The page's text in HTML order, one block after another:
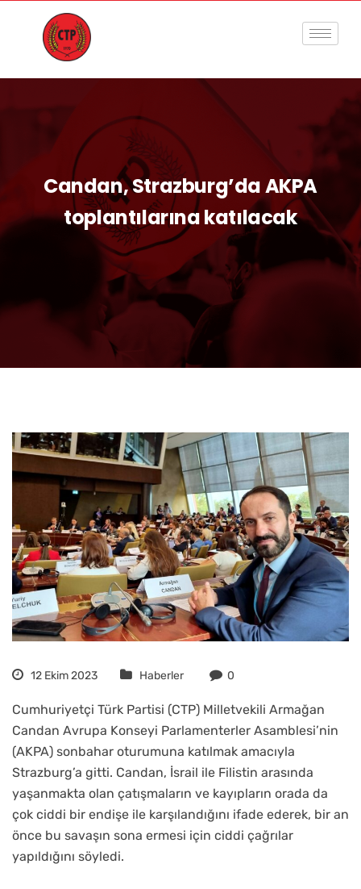
Candan, Strazburg’da AKPA
toplantılarına katılacak
12 Ekim 2023 Haberler 0
Cumhuriyetçi Türk Partisi (CTP) Milletvekili Armağan
Candan Avrupa Konseyi Parlamenterler Asamblesi’nin
(AKPA) sonbahar oturumuna katılmak amacıyla
Strazburg’a gitti. Candan, İsrail ile Filistin arasında
yaşanmakta olan çatışmaların ve kayıpların orada da
çok ciddi bir endişe ile karşılandığını ifade ederek, bir an
önce bu savaşın sona ermesi için ciddi çağrılar
yapıldığını söyledi.